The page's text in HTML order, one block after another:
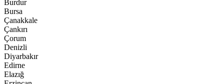
Burdur
Bursa
Çanakkale
Çankırı
Çorum
Denizli
Diyarbakır
Edirne
Elazığ